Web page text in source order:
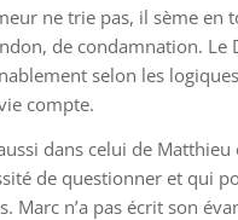
ne trie pas, il sème en
de condamnation. Le
selon les
compte.
dans celui de
de questionner et qui
n’a pas écrit son